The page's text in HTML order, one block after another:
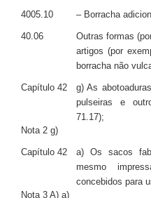
4005.10 – Borracha
40.06
Outras formas
artigos (por
borracha não
Capítulo 42
Nota 2 g)
g) As
pulseiras e
71.17);
Capítulo 42
Nota 3 A) a)
a) Os sacos
mesmo
concebidos para